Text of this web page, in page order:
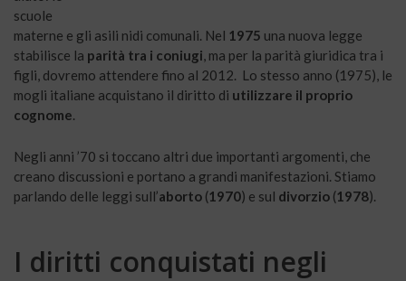
scuole
materne e gli asili nidi comunali. Nel 1975 una nuova legge
stabilisce la parità tra i coniugi, ma per la parità giuridica tra i
figli, dovremo attendere fino al 2012. Lo stesso anno (1975), le
mogli italiane acquistano il diritto di utilizzare il proprio
cognome.
Negli anni ’70 si toccano altri due importanti argomenti, che
creano discussioni e portano a grandi manifestazioni. Stiamo
parlando delle leggi sull’aborto (1970) e sul divorzio (1978).
I diritti conquistati negli